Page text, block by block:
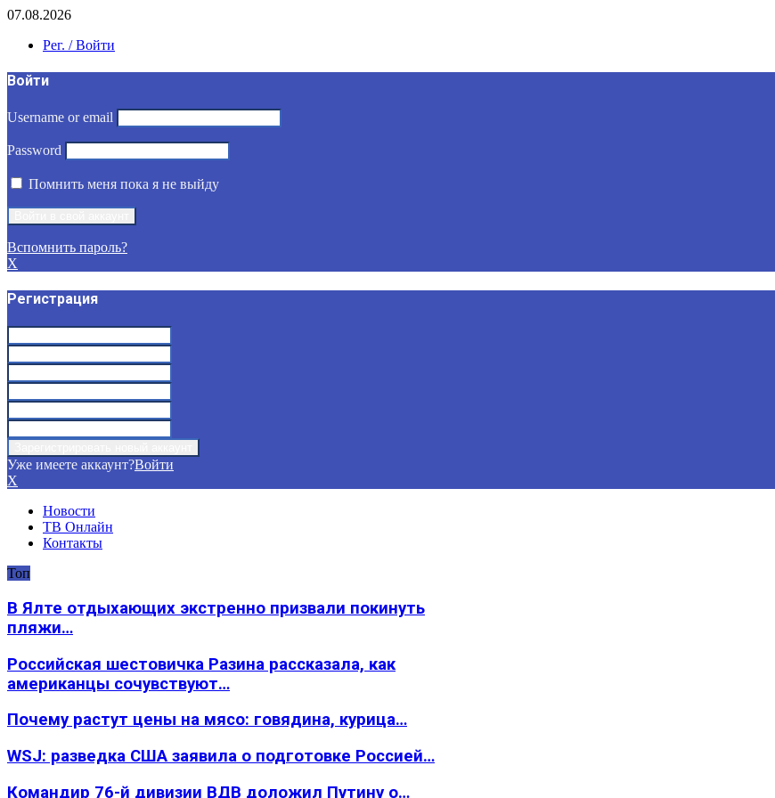
07.08.2026
Рег. / Войти
Войти
Username or email
Password
Помнить меня пока я не выйду
Вспомнить пароль?
X
Регистрация
Уже имеете аккаунт?Войти
X
Новости
ТВ Онлайн
Контакты
Топ
В Ялте отдыхающих экстренно призвали покинуть
пляжи…
Российская шестовичка Разина рассказала, как
американцы сочувствуют…
Почему растут цены на мясо: говядина, курица…
WSJ: разведка США заявила о подготовке Россией…
Командир 76-й дивизии ВДВ доложил Путину о…